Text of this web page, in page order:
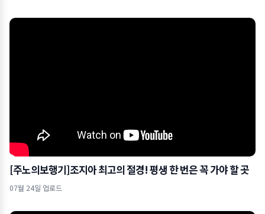
[주노의보행기]조지아 최고의 절경! 평생 한 번은 꼭 가야 할 곳
07월 24일 업로드